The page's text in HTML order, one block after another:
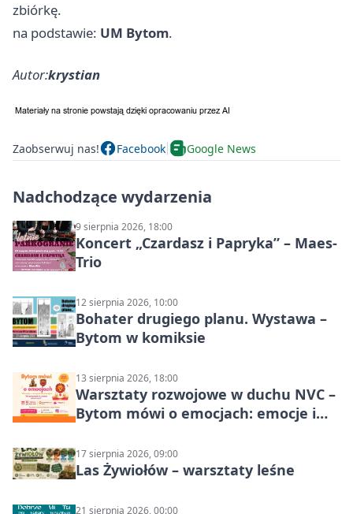
zbiórkę.
na podstawie: UM Bytom.
Autor:krystian
Zaobserwuj nas! Facebook Google News
Nadchodzące wydarzenia
9 sierpnia 2026, 18:00
Koncert „Czardasz i Papryka” – Maes-
Trio
12 sierpnia 2026, 10:00
Bohater drugiego planu. Wystawa –
Bytom w komiksie
13 sierpnia 2026, 18:00
Warsztaty rozwojowe w duchu NVC –
Bytom mówi o emocjach: emocje i
17 sierpnia 2026, 09:00
Las Żywiołów – warsztaty leśne
21 sierpnia 2026, 00:00